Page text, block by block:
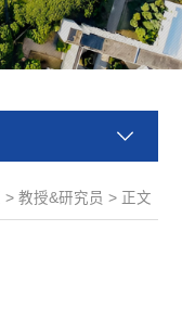
> 教授&研究员 > 正文